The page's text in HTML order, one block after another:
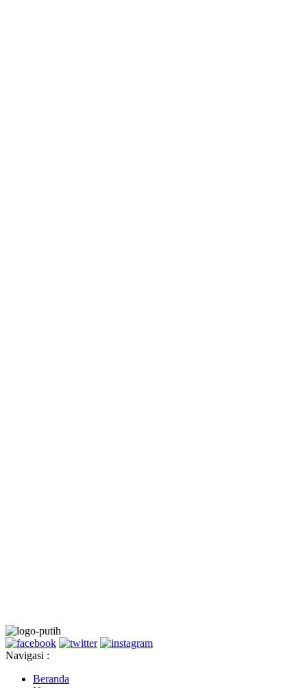
Navigasi :
Beranda